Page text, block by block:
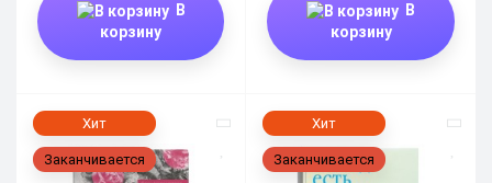
В
корзину
В
корзину
Хит
Заканчивается
Хит
Заканчивается